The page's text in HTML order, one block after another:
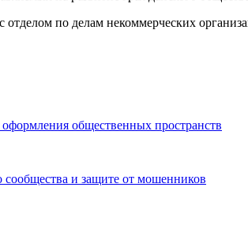
по делам некоммерческих
общественных пространств
и защите от мошенников